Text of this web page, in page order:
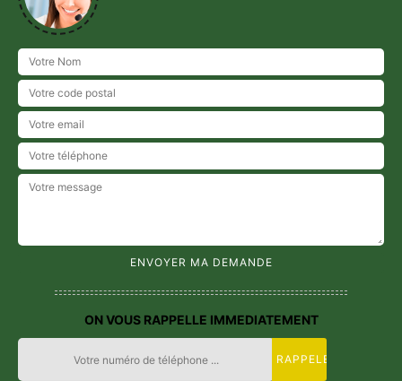
ON VOUS RAPPELLE IMMEDIATEMENT